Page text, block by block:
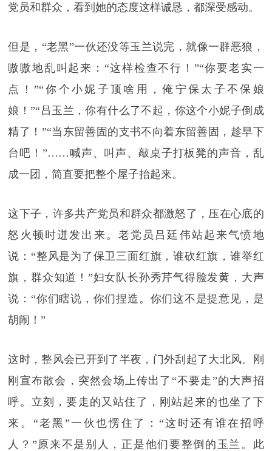
党员和群众，看到她的态度这样诚恳，都深受感动。
但是，“老黑”一伙还没等玉兰说完，就像一群恶狼，
嗷嗷地乱叫起来：“这样检查不行！”“你要老实一
点！”“你个小妮子顶啥用，俺宁保太子不保娘
娘！”“吕玉兰，你有什么了不起，你这个小妮子倒成
精了！”“当东留善固的支书不向着东留善固，趁早下
台吧！”……喊声、叫声、敲桌子打板凳的声音，乱
成一团，简直要把整个屋子抬起来。
这下子，许多共产党员和群众都激怒了，压在心底的
怒火顿时迸发出来。老党员吕廷伟站起来气愤地
说：“整风是为了保卫三面红旗，谁砍红旗，谁举红
旗，群众知道！”妇女队长孙秀芹气得脸发黄，大声
说：“你们瞎说，你们捏造。你们这不是提意见，是
胡闹！”
这时，整风会已开到了半夜，门外刮起了大北风。刚
刚宣布散会，突然会场上传出了“不要走”的大声招
呼。立刻，要走的又站住了，刚站起来的也坐了下
来。“老黑”一伙也愣住了：“这时还有谁在招呼
人？”原来不是别人，正是他们要整倒的玉兰。此